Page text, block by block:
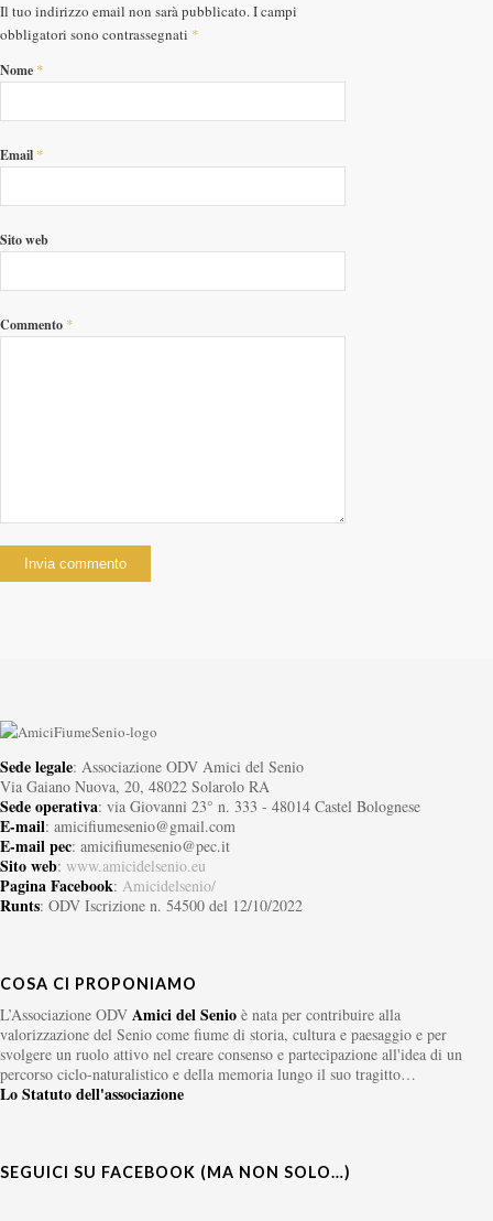
Il tuo indirizzo email non sarà pubblicato.I campi
obbligatori sono contrassegnati *
Nome *
Email *
Sito web
Commento *
Sede legale: Associazione ODV Amici del Senio
Via Gaiano Nuova, 20, 48022 Solarolo RA
Sede operativa: via Giovanni 23° n. 333 - 48014 Castel Bolognese
E-mail: amicifiumesenio@gmail.com
E-mail pec: amicifiumesenio@pec.it
Sito web: www.amicidelsenio.eu
Pagina Facebook: Amicidelsenio/
Runts: ODV Iscrizione n. 54500 del 12/10/2022
COSA CI PROPONIAMO
L’Associazione ODV Amici del Senio è nata per contribuire alla
valorizzazione del Senio come fiume di storia, cultura e paesaggio e per
svolgere un ruolo attivo nel creare consenso e partecipazione all'idea di un
percorso ciclo-naturalistico e della memoria lungo il suo tragitto…
Lo Statuto dell'associazione
SEGUICI SU FACEBOOK (MA NON SOLO…)